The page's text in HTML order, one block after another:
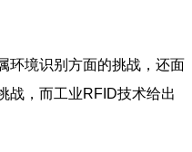
环境识别方面的挑战，还面
战，而工业RFID技术给出